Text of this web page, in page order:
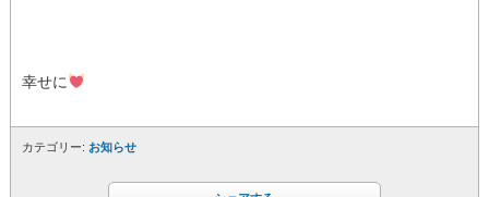
幸せに
カテゴリー: お知らせ